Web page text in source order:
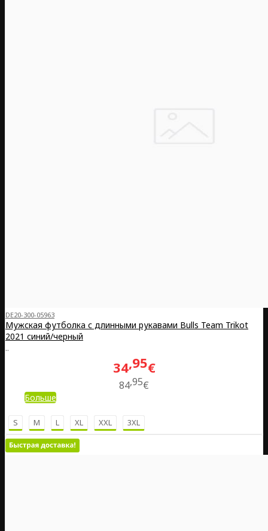
DE20-300-05963
Мужская футболка с длинными рукавами Bulls Team Trikot
2021 синий/черный
..
34 95€
8495€
Больше
S M L XL XXL 3XL